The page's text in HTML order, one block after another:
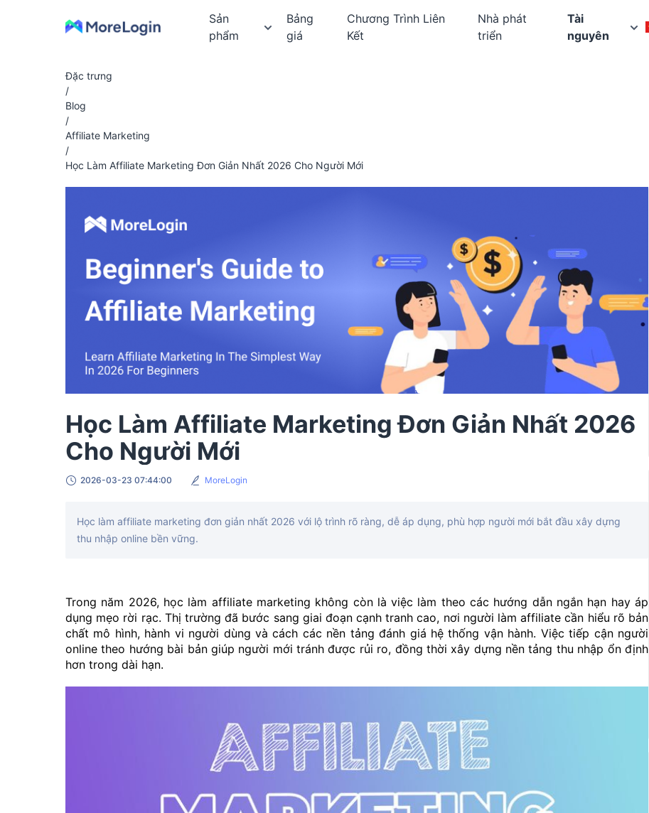
Sản
phẩm
Bảng
giá
Chương Trình Liên
Kết
Nhà phát
triển
Tài
nguyên
Đặc trưng
/
Blog
/
Affiliate Marketing
/
Học Làm Affiliate Marketing Đơn Giản Nhất 2026 Cho Người Mới
Học Làm Affiliate Marketing Đơn Giản Nhất 2026
Cho Người Mới
2026-03-23 07:44:00 MoreLogin
Học làm affiliate marketing đơn giản nhất 2026 với lộ trình rõ ràng, dễ áp dụng, phù hợp người mới bắt đầu xây dựng
thu nhập online bền vững.
Trong năm 2026, học làm affiliate marketing không còn là việc làm theo các hướng dẫn ngắn hạn hay áp
dụng mẹo rời rạc. Thị trường đã bước sang giai đoạn cạnh tranh cao, nơi người làm affiliate cần hiểu rõ bản
chất mô hình, hành vi người dùng và cách các nền tảng đánh giá hệ thống vận hành. Việc tiếp cận người
online theo hướng bài bản giúp người mới tránh được rủi ro, đồng thời xây dựng nền tảng thu nhập ổn định
hơn trong dài hạn.